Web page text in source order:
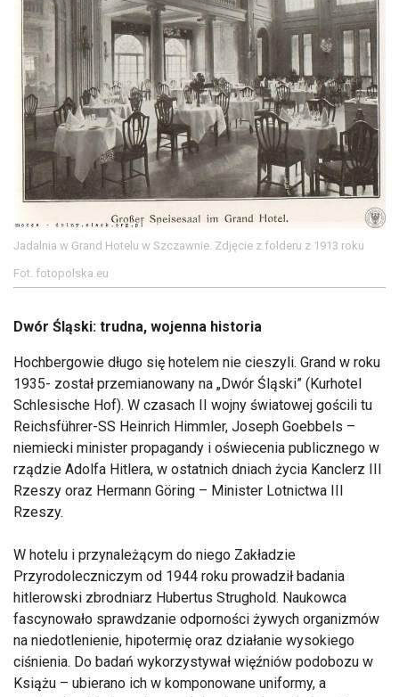
Jadalnia w Grand Hotelu w Szczawnie. Zdjęcie z folderu z 1913 roku
Fot. fotopolska.eu
Dwór Śląski: trudna, wojenna historia
Hochbergowie długo się hotelem nie cieszyli. Grand w roku
1935- został przemianowany na „Dwór Śląski” (Kurhotel
Schlesische Hof). W czasach II wojny światowej gościli tu
Reichsführer-SS Heinrich Himmler, Joseph Goebbels –
niemiecki minister propagandy i oświecenia publicznego w
rządzie Adolfa Hitlera, w ostatnich dniach życia Kanclerz III
Rzeszy oraz Hermann Göring – Minister Lotnictwa III
Rzeszy.
W hotelu i przynależącym do niego Zakładzie
Przyrodoleczniczym od 1944 roku prowadził badania
hitlerowski zbrodniarz Hubertus Strughold. Naukowca
fascynowało sprawdzanie odporności żywych organizmów
na niedotlenienie, hipotermię oraz działanie wysokiego
ciśnienia. Do badań wykorzystywał więźniów podobozu w
Książu – ubierano ich w komponowane uniformy, a